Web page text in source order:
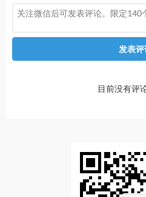
发表评
目前没有评